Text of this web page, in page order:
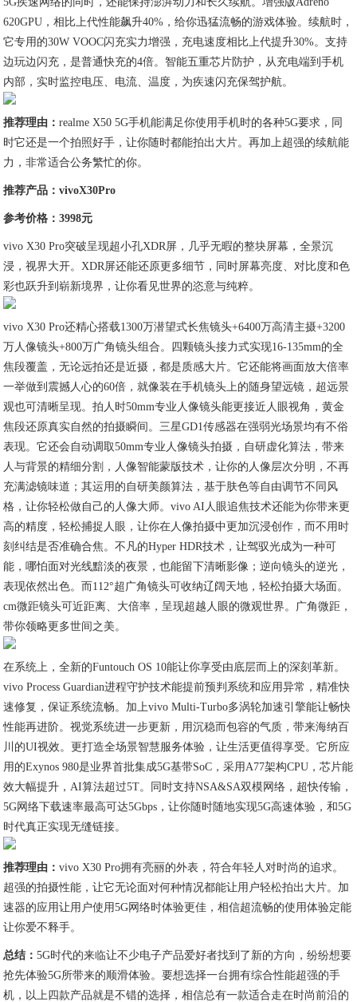
620GPU，相比上代性能飙升40%，给你迅猛流畅的游戏体验。续航时，
它专用的30W VOOC闪充实力增强，充电速度相比上代提升30%。支持
边玩边闪充，是普通快充的4倍。智能五重芯片防护，从充电端到手机
内部，实时监控电压、电流、温度，为疾速闪充保驾护航。
推荐理由：realme X50 5G手机能满足你使用手机时的各种5G要求，同
时它还是一个拍照好手，让你随时都能拍出大片。再加上超强的续航能
力，非常适合公务繁忙的你。
推荐产品：vivoX30Pro
参考价格：3998元
vivo X30 Pro突破呈现超小孔XDR屏，几乎无暇的整块屏幕，全景沉
浸，视界大开。XDR屏还能还原更多细节，同时屏幕亮度、对比度和色
彩也跃升到崭新境界，让你看见世界的恣意与纯粹。
vivo X30 Pro还精心搭载1300万潜望式长焦镜头+6400万高清主摄+3200
万人像镜头+800万广角镜头组合。四颗镜头接力式实现16-135mm的全
焦段覆盖，无论远拍还是近摄，都是质感大片。它还能将画面放大倍率
一举做到震撼人心的60倍，就像装在手机镜头上的随身望远镜，超远景
观也可清晰呈现。拍人时50mm专业人像镜头能更接近人眼视角，黄金
焦段还原真实自然的拍摄瞬间。三星GD1传感器在强弱光场景均有不俗
表现。它还会自动调取50mm专业人像镜头拍摄，自研虚化算法，带来
人与背景的精细分割，人像智能蒙版技术，让你的人像层次分明，不再
充满滤镜味道；其运用的自研美颜算法，基于肤色等自由调节不同风
格，让你轻松做自己的人像大师。vivo AI人眼追焦技术还能为你带来更
高的精度，轻松捕捉人眼，让你在人像拍摄中更加沉浸创作，而不用时
刻纠结是否准确合焦。不凡的Hyper HDR技术，让驾驭光成为一种可
能，哪怕面对光线黯淡的夜景，也能留下清晰影像；逆向镜头的逆光，
表现依然出色。而112°超广角镜头可收纳辽阔天地，轻松拍摄大场面。
cm微距镜头可近距离、大倍率，呈现超越人眼的微观世界。广角微距，
带你领略更多世间之美。
在系统上，全新的Funtouch OS 10能让你享受由底层而上的深刻革新。
vivo Process Guardian进程守护技术能提前预判系统和应用异常，精准快
速修复，保证系统流畅。加上vivo Multi-Turbo多涡轮加速引擎能让畅快
性能再进阶。视觉系统进一步更新，用沉稳而包容的气质，带来海纳百
川的UI视效。更打造全场景智慧服务体验，让生活更值得享受。它所应
用的Exynos 980是业界首批集成5G基带SoC，采用A77架构CPU，芯片能
效大幅提升，AI算法超过5T。同时支持NSA&SA双模网络，超快传输，
5G网络下载速率最高可达5Gbps，让你随时随地实现5G高速体验，和5G
时代真正实现无缝链接。
推荐理由：vivo X30 Pro拥有亮丽的外表，符合年轻人对时尚的追求。
超强的拍摄性能，让它无论面对何种情况都能让用户轻松拍出大片。加
速器的应用让用户使用5G网络时体验更佳，相信超流畅的使用体验定能
让你爱不释手。
总结：5G时代的来临让不少电子产品爱好者找到了新的方向，纷纷想要
抢先体验5G所带来的顺滑体验。要想选择一台拥有综合性能超强的手
机，以上四款产品就是不错的选择，相信总有一款适合走在时尚前沿的